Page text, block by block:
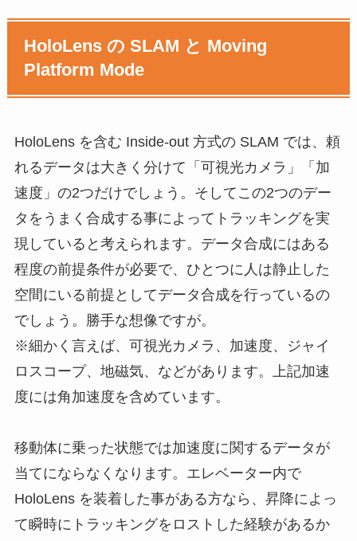
HoloLens の SLAM と Moving
Platform Mode
HoloLens を含む Inside-out 方式の SLAM では、頼
れるデータは大きく分けて「可視光カメラ」「加
速度」の2つだけでしょう。そしてこの2つのデー
タをうまく合成する事によってトラッキングを実
現していると考えられます。データ合成にはある
程度の前提条件が必要で、ひとつに人は静止した
空間にいる前提としてデータ合成を行っているの
でしょう。勝手な想像ですが。
※細かく言えば、可視光カメラ、加速度、ジャイ
ロスコープ、地磁気、などがあります。上記加速
度には角加速度を含めています。
移動体に乗った状態では加速度に関するデータが
当てにならなくなります。エレベーター内で
HoloLens を装着した事がある方なら、昇降によっ
て瞬時にトラッキングをロストした経験があるか